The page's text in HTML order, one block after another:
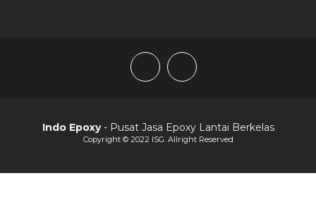
Indo Epoxy- Pusat Jasa Epoxy Lantai Berkelas
Copyright © 2022 ISG. Allright Reserved